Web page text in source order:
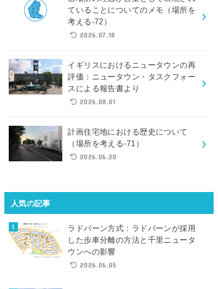
ていることについてのメモ（場所を
考える-72）
2026.07.18
イギリスにおけるニュータウンの再
評価：ニュータウン・タスクフォー
スによる報告書より
2026.08.01
計画住宅地における歴史について
（場所を考える-71）
2026.06.20
人気の記事
ラドバーン方式：ラドバーンが採用
した歩車分離の方法と千里ニュータ
ウンへの影響
2026.06.05